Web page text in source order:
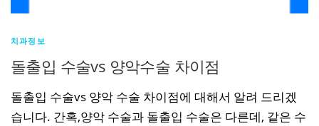
치과정보
돌출입 수술vs 양악수술 차이점
돌출입 수술vs 양악 수술 차이점에 대해서 알려 드리겠
습니다. 간혹,양악 수술과 돌출입 수술은 다른데, 같은 수